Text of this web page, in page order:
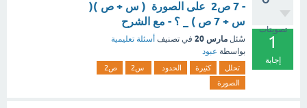
تصويتات
1
إجابة
- 7 ص2 على الصورة ( س + ص )(
س + 7 ص ) _ ؟ - مع الشرح
سُئل مارس 20 في تصنيف أسئلة تعليمية
بواسطة عبود
تحلل كثيرة الحدود س2
ص2
الصورة